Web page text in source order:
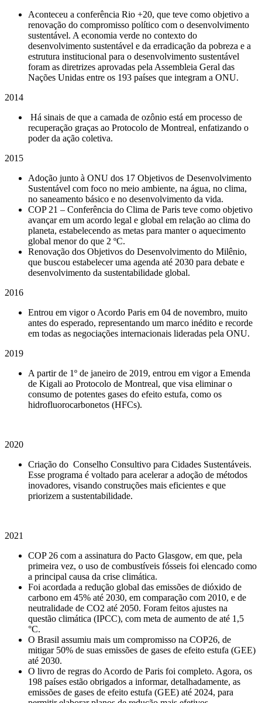
Aconteceu a conferência Rio +20, que teve como objetivo a
renovação do compromisso político com o desenvolvimento
sustentável. A economia verde no contexto do
desenvolvimento sustentável e da erradicação da pobreza e a
estrutura institucional para o desenvolvimento sustentável
foram as diretrizes aprovadas pela Assembleia Geral das
Nações Unidas entre os 193 países que integram a ONU.
2014
Há sinais de que a camada de ozônio está em processo de
recuperação graças ao Protocolo de Montreal, enfatizando o
poder da ação coletiva.
2015
Adoção junto à ONU dos 17 Objetivos de Desenvolvimento
Sustentável com foco no meio ambiente, na água, no clima,
no saneamento básico e no desenvolvimento da vida.
COP 21 – Conferência do Clima de Paris teve como objetivo
avançar em um acordo legal e global em relação ao clima do
planeta, estabelecendo as metas para manter o aquecimento
global menor do que 2 ºC.
Renovação dos Objetivos do Desenvolvimento do Milênio,
que buscou estabelecer uma agenda até 2030 para debate e
desenvolvimento da sustentabilidade global.
2016
Entrou em vigor o Acordo Paris em 04 de novembro, muito
antes do esperado, representando um marco inédito e recorde
em todas as negociações internacionais lideradas pela ONU.
2019
A partir de 1º de janeiro de 2019, entrou em vigor a Emenda
de Kigali ao Protocolo de Montreal, que visa eliminar o
consumo de potentes gases do efeito estufa, como os
hidrofluorocarbonetos (HFCs).
2020
Criação do Conselho Consultivo para Cidades Sustentáveis.
Esse programa é voltado para acelerar a adoção de métodos
inovadores, visando construções mais eficientes e que
priorizem a sustentabilidade.
2021
COP 26 com a assinatura do Pacto Glasgow, em que, pela
primeira vez, o uso de combustíveis fósseis foi elencado como
a principal causa da crise climática.
Foi acordada a redução global das emissões de dióxido de
carbono em 45% até 2030, em comparação com 2010, e de
neutralidade de CO2 até 2050. Foram feitos ajustes na
questão climática (IPCC), com meta de aumento de até 1,5
°C.
O Brasil assumiu mais um compromisso na COP26, de
mitigar 50% de suas emissões de gases de efeito estufa (GEE)
até 2030.
O livro de regras do Acordo de Paris foi completo. Agora, os
198 países estão obrigados a informar, detalhadamente, as
emissões de gases de efeito estufa (GEE) até 2024, para